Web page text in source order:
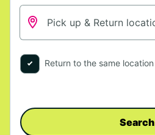
Return to the same location
Search